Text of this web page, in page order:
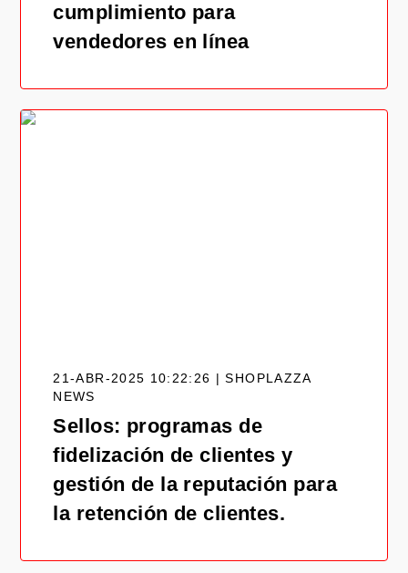
cumplimiento para
vendedores en línea
21-ABR-2025 10:22:26 | SHOPLAZZA
NEWS
Sellos: programas de
fidelización de clientes y
gestión de la reputación para
la retención de clientes.